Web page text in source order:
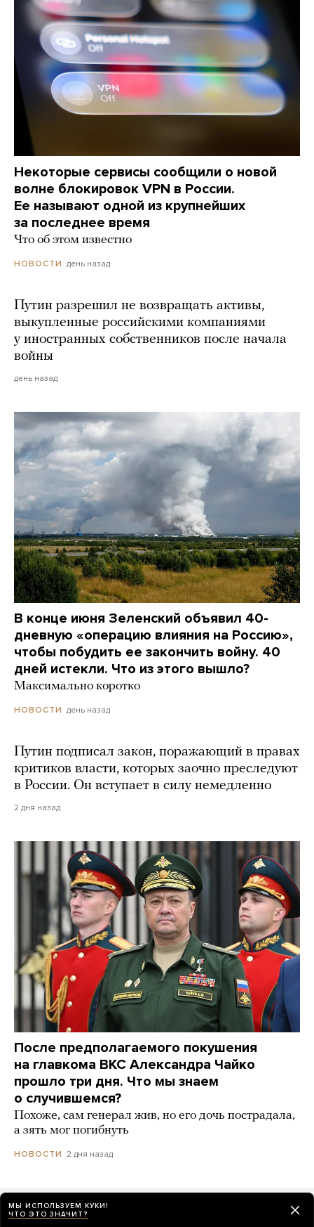
Некоторые сервисы сообщили о новой
волне блокировок VPN в России.
Ее называют одной из крупнейших
за последнее время
Что об этом известно
НОВОСТИ день назад
Путин разрешил не возвращать активы,
выкупленные российскими компаниями
у иностранных собственников после начала
войны
день назад
В конце июня Зеленский объявил 40-
дневную «операцию влияния на Россию»,
чтобы побудить ее закончить войну. 40
дней истекли. Что из этого вышло?
Максимально коротко
НОВОСТИ день назад
Путин подписал закон, поражающий в правах
критиков власти, которых заочно преследуют
в России. Он вступает в силу немедленно
2 дня назад
После предполагаемого покушения
на главкома ВКС Александра Чайко
прошло три дня. Что мы знаем
о случившемся?
Похоже, сам генерал жив, но его дочь пострадала,
а зять мог погибнуть
НОВОСТИ 2 дня назад
В Красноярске цены на бензин за день
МЫ ИСПОЛЬЗУЕМ КУКИ!
ЧТО ЭТО ЗНАЧИТ?